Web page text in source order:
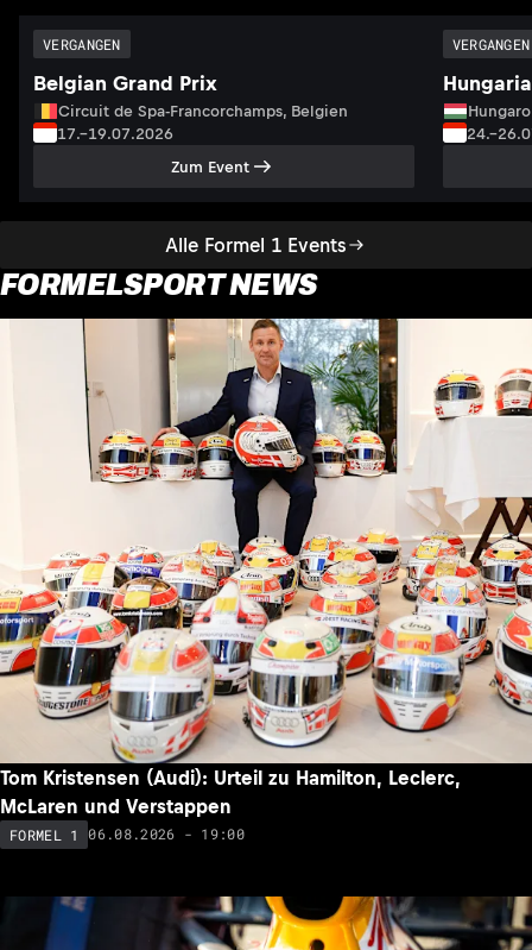
Alle Formel 1 Events
VERGANGEN
Belgian Grand Prix
Circuit de Spa-Francorchamps, Belgien
17.–19.07.2026
Zum Event
VERGANGEN
FORMELSPORT NEWS
Tom Kristensen (Audi): Urteil zu Hamilton, Leclerc,
McLaren und Verstappen
FORMEL 1 06.08.2026 - 19:00